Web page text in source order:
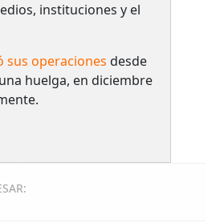
instituciones y el
sus operaciones desde
huelga, en diciembre